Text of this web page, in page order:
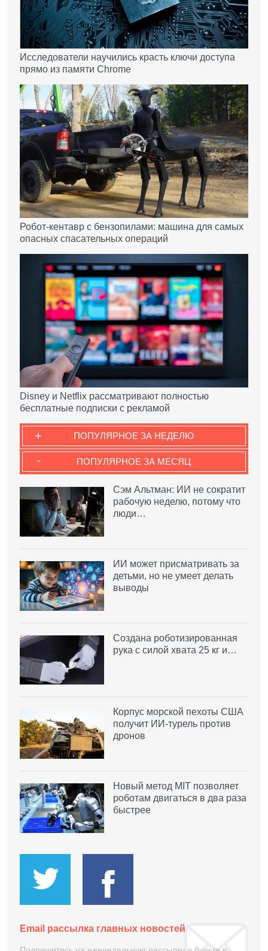
Исследователи научились красть ключи доступа
прямо из памяти Chrome
Робот-кентавр с бензопилами: машина для самых
опасных спасательных операций
Disney и Netflix рассматривают полностью
бесплатные подписки с рекламой
ПОПУЛЯРНОЕ ЗА НЕДЕЛЮ
+
ПОПУЛЯРНОЕ ЗА МЕСЯЦ
-
Сэм Альтман: ИИ не сократит
рабочую неделю, потому что
люди…
ИИ может присматривать за
детьми, но не умеет делать
выводы
Создана роботизированная
рука с силой хвата 25 кг и…
Корпус морской пехоты США
получит ИИ-турель против
дронов
Новый метод MIT позволяет
роботам двигаться в два раза
быстрее
Email рассылка главных новостей